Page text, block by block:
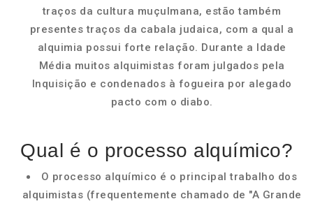
traços da cultura muçulmana, estão também
presentes traços da cabala judaica, com a qual a
alquimia possui forte relação. Durante a Idade
Média muitos alquimistas foram julgados pela
Inquisição e condenados à fogueira por alegado
pacto com o diabo.
Qual é o processo alquímico?
O processo alquímico é o principal trabalho dos
alquimistas (frequentemente chamado de "A Grande